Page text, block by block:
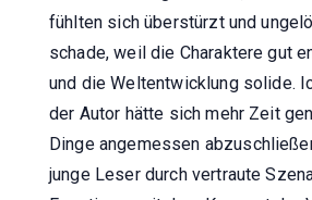
fühlten sich überstürzt und
schade, weil die Charaktere gut
und die Weltentwicklung solide.
der Autor hätte sich mehr Zeit
Dinge angemessen
junge Leser durch vertraute